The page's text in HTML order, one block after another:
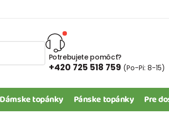
Potrebujete pomôcť?
+420 725 518 759 (Po-Pi: 8-15)
Dámske topánky Pánske topánky Pre